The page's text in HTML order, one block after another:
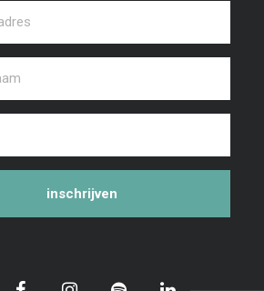
inschrijven